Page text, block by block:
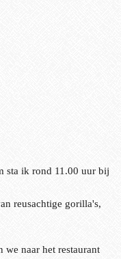
sta ik rond 11.00 uur bij
reusachtige gorilla's,
we naar het restaurant